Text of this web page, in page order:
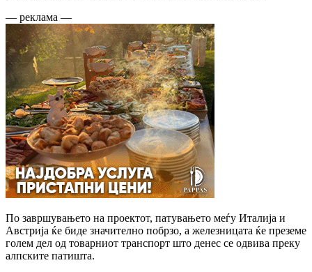
— реклама —
По завршувањето на проектот, патувањето меѓу Италија и
Австрија ќе биде значително побрзо, а железницата ќе преземе
голем дел од товарниот транспорт што денес се одвива преку
алпските патишта.